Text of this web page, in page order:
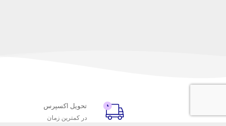
تحویل اکسپرس
در کمترین زمان